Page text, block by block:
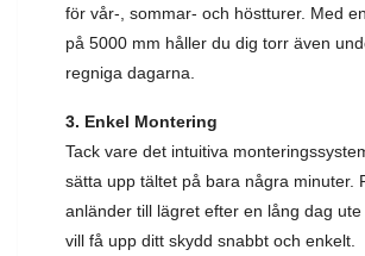
för vår-, sommar- och höstturer. Med
på 5000 mm håller du dig torr även
regniga dagarna.
3. Enkel Montering
Tack vare det intuitiva
sätta upp tältet på bara några minuter.
anländer till lägret efter en lång dag
vill få upp ditt skydd snabbt och enkelt.